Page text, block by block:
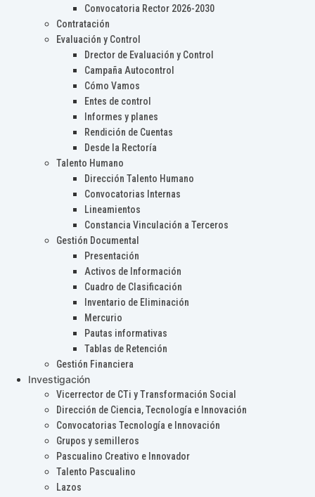
Convocatoria Rector 2026-2030
Contratación
Evaluación y Control
Drector de Evaluación y Control
Campaña Autocontrol
Cómo Vamos
Entes de control
Informes y planes
Rendición de Cuentas
Desde la Rectoría
Talento Humano
Dirección Talento Humano
Convocatorias Internas
Lineamientos
Constancia Vinculación a Terceros
Gestión Documental
Presentación
Activos de Información
Cuadro de Clasificación
Inventario de Eliminación
Mercurio
Pautas informativas
Tablas de Retención
Gestión Financiera
Investigación
Vicerrector de CTi y Transformación Social
Dirección de Ciencia, Tecnología e Innovación
Convocatorias Tecnología e Innovación
Grupos y semilleros
Pascualino Creativo e Innovador
Talento Pascualino
Lazos